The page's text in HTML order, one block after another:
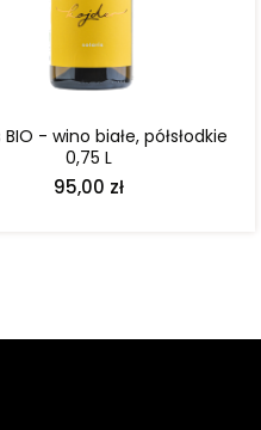
BIO - wino białe, półsłodkie
0,75 L
95,00 zł
DO KOSZYKA